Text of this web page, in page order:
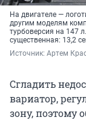
На двигателе —
другим моделям
турбоверсия на 147
существенная: 13,2
Источник: Артем
Сгладить
вариатор,
зону, поэтому